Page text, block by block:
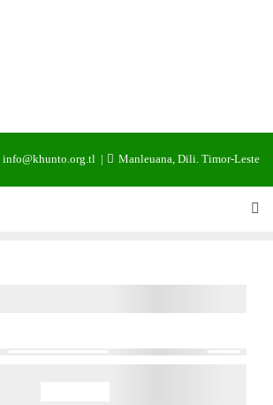
info@khunto.org.tl Manleuana, Dili. Timor-Leste